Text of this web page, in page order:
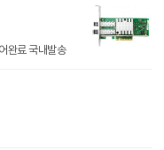
완료 국내발송